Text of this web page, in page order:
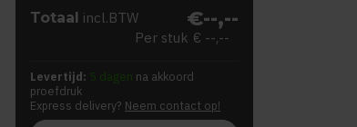
Totaal incl.BTW €--,--
Per stuk € --,--
Levertijd: 5 dagen na akkoord
proefdruk
Express delivery? Neem contact op!